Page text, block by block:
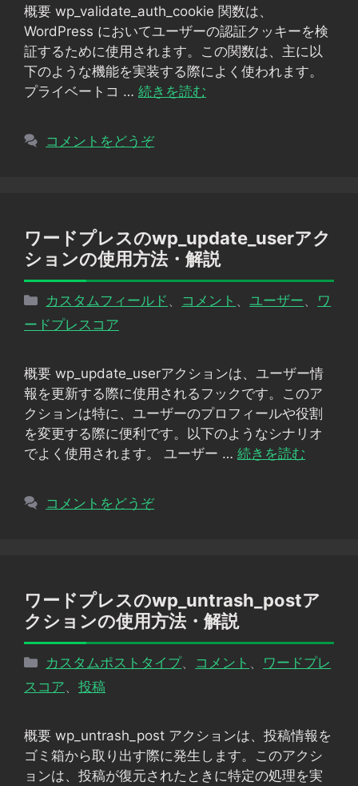
リ
ー
概要 wp_validate_auth_cookie 関数は、
WordPress においてユーザーの認証クッキーを検
証するために使用されます。この関数は、主に以
下のような機能を実装する際によく使われます。
プライベートコ … 続きを読む
コメントをどうぞ
ワードプレスのwp_update_userアク
ションの使用方法・解説
カ
テ
ー
カスタムフィールド 、 コメント 、ユーザー、 ワ
ードプレスコア
概要 wp_update_userアクションは、ユーザー情
報を更新する際に使用されるフックです。このア
クションは特に、ユーザーのプロフィールや役割
を変更する際に便利です。以下のようなシナリオ
でよく使用されます。 ユーザー … 続きを読む
コメントをどうぞ
ワードプレスのwp_untrash_postア
クションの使用方法・解説
カ
テ
ー
カスタムポストタイプ、 コメント 、 ワードプレ
スコア、 投稿
概要 wp_untrash_post アクションは、投稿情報を
ゴミ箱から取り出す際に発生します。このアクシ
ョンは、投稿が復元されたときに特定の処理を実